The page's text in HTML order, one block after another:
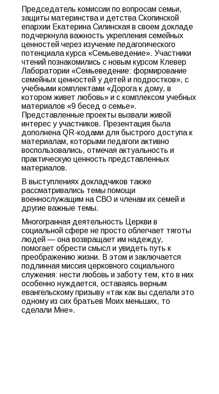
Председатель комиссии по вопросам семьи,
защиты материнства и детства Скопинской
епархии Екатерина Силинская в своем докладе
подчеркнула важность укрепления семейных
ценностей через изучение педагогического
потенциала курса «Семьеведение». Участники
чтений познакомились с новым курсом Клевер
Лаборатории «Семьеведение: формирование
семейных ценностей у детей и подростков», с
учебными комплектами «Дорога к дому, в
котором живет любовь» и с комплексом учебных
материалов «9 бесед о семье».
Представленные проекты вызвали живой
интерес у участников. Презентация была
дополнена QR-кодами для быстрого доступа к
материалам, которыми педагоги активно
воспользовались, отмечая актуальность и
практическую ценность представленных
материалов.
В выступлениях докладчиков также
рассматривались темы помощи
военнослужащим на СВО и членам их семей и
другие важные темы.
Многогранная деятельность Церкви в
социальной сфере не просто облегчает тяготы
людей — она возвращает им надежду,
помогает обрести смысл и увидеть путь к
преображению жизни. В этом и заключается
подлинная миссия церковного социального
служения: нести любовь и заботу тем, кто в них
особенно нуждается, оставаясь верным
евангельскому призыву «так как вы сделали это
одному из сих братьев Моих меньших, то
сделали Мне».